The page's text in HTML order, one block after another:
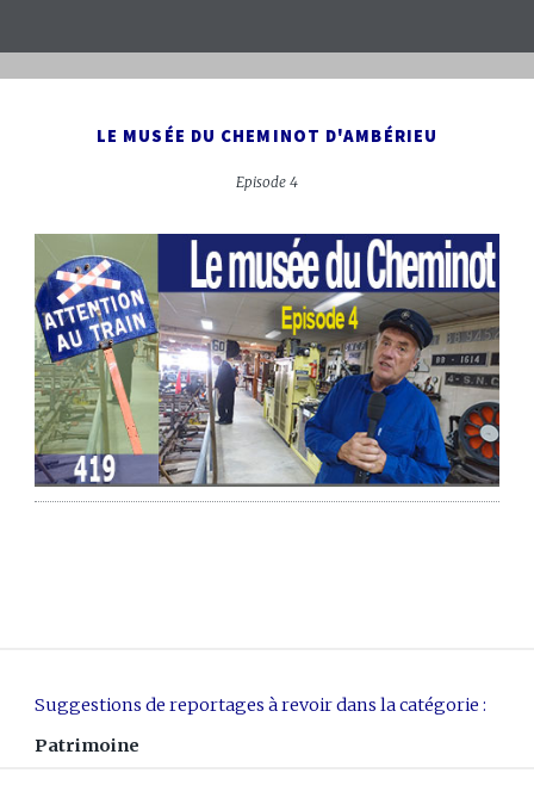
LE MUSÉE DU CHEMINOT D'AMBÉRIEU
Episode 4
Suggestions de reportages à revoir dans la catégorie :
Patrimoine